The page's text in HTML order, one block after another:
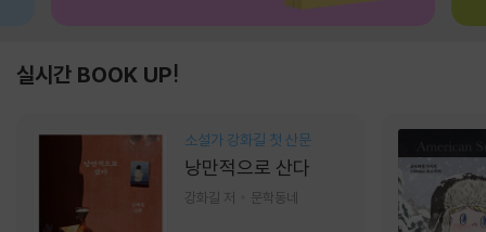
실시간 BOOK UP!
소설가 강화길 첫 산문
낭만적으로 산다
강화길 저 문학동네